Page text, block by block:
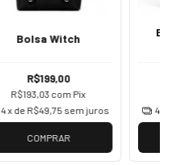
Bolsa Witch
R$199,00
R$193,03 com Pix
4x de R$49,75 sem juros
COMPRAR
4